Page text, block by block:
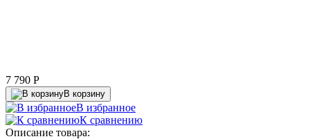
7 790 P
В корзину
В избранное
К сравнению
Описание товара: